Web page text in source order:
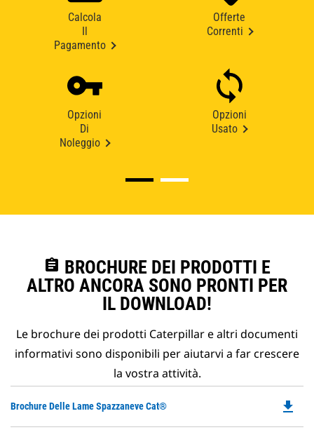
Calcola
Pagamento
Offerte
Correnti
Opzioni
Di
Noleggio
Opzioni
Usato
assignment BROCHURE DEI PRODOTTI E
ALTRO ANCORA SONO PRONTI PER
IL DOWNLOAD!
Le brochure dei prodotti Caterpillar e altri documenti
informativi sono disponibili per aiutarvi a far crescere
la vostra attività.
Brochure Delle Lame Spazzaneve Cat® file_download